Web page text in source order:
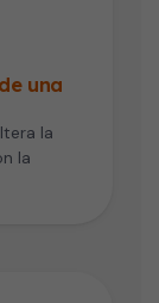
una
la
la